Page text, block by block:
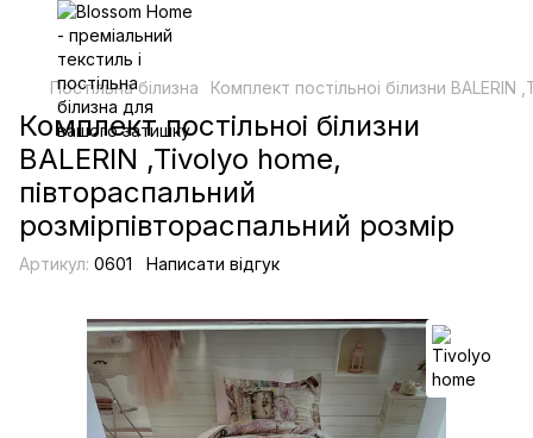
Постільна білизна Комплект постільноі білизни
Комплект постільноі білизни
BALERIN ,Tivolyo home,
півтораспальний
розмірпівтораспальний розмір
Артикул: 0601 Написати відгук